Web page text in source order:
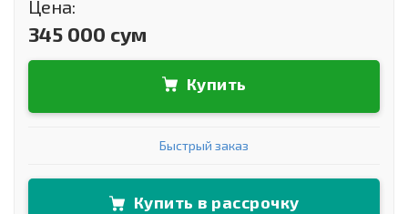
Цена:
345 000 сум
Купить
Быстрый заказ
Купить в рассрочку